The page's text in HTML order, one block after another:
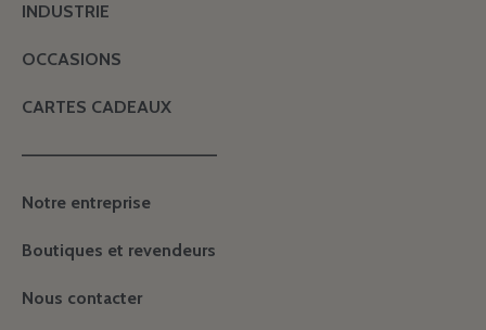
INDUSTRIE
OCCASIONS
CARTES CADEAUX
———————————————
Notre entreprise
Boutiques et revendeurs
Nous contacter